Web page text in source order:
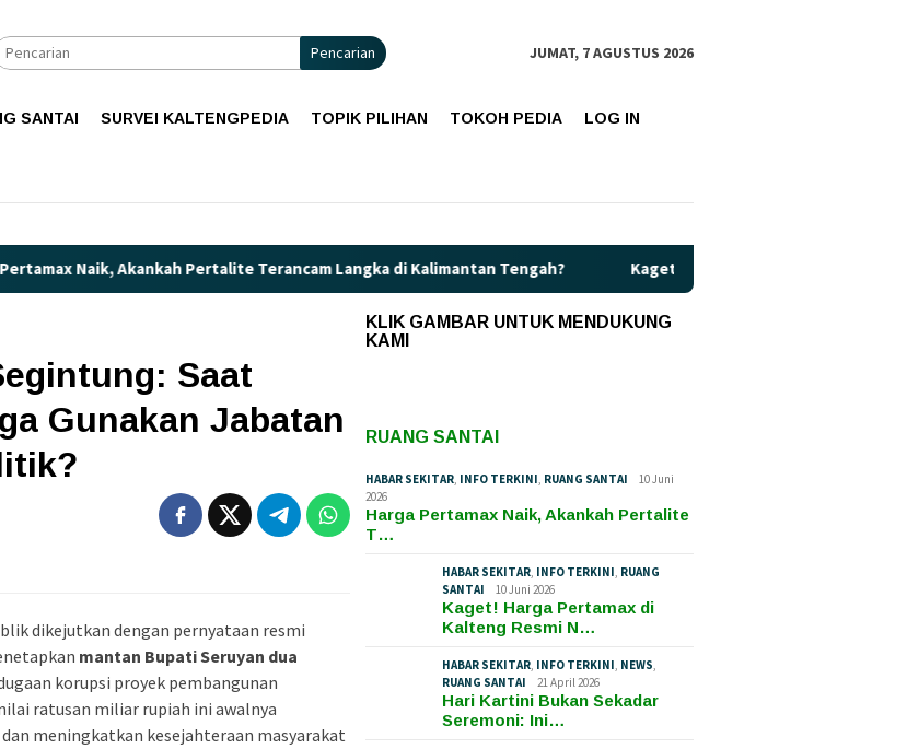
Pencarian JUMAT, 7 AGUSTUS 2026
SANTAI SURVEI KALTENGPEDIA TOPIK PILIHAN TOKOH PEDIA LOG IN
Akankah Pertalite Terancam Langka di Kalimantan Tengah? Kaget! Harga Pertamax di Kalteng Resmi Naik Jadi
Saat
Gunakan Jabatan
dikejutkan dengan pernyataan resmi
mantan Bupati Seruyan dua
korupsi proyek pembangunan
ratusan miliar rupiah ini awalnya
meningkatkan kesejahteraan masyarakat
KLIK GAMBAR UNTUK MENDUKUNG
KAMI
RUANG SANTAI
HABAR SEKITAR, INFO TERKINI, RUANG SANTAI
10 Juni
2026
Harga Pertamax Naik, Akankah Pertalite
T…
HABAR SEKITAR, INFO TERKINI, RUANG
SANTAI
10 Juni 2026
Kaget! Harga Pertamax di
Kalteng Resmi N…
HABAR SEKITAR, INFO TERKINI, NEWS,
RUANG SANTAI
21 April 2026
Hari Kartini Bukan Sekadar
Seremoni: Ini…